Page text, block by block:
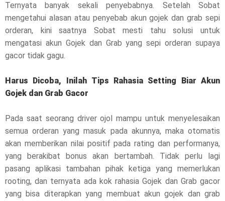
Ternyata banyak sekali penyebabnya. Setelah Sobat
mengetahui alasan atau penyebab akun gojek dan grab sepi
orderan, kini saatnya Sobat mesti tahu solusi untuk
mengatasi akun Gojek dan Grab yang sepi orderan supaya
gacor tidak gagu.
Harus Dicoba, Inilah Tips Rahasia Setting Biar Akun
Gojek dan Grab Gacor
Pada saat seorang driver ojol mampu untuk menyelesaikan
semua orderan yang masuk pada akunnya, maka otomatis
akan memberikan nilai positif pada rating dan performanya,
yang berakibat bonus akan bertambah. Tidak perlu lagi
pasang aplikasi tambahan pihak ketiga yang memerlukan
rooting, dan ternyata ada kok rahasia Gojek dan Grab gacor
yang bisa diterapkan yang membuat akun gojek dan grab